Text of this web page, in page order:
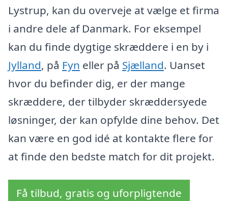
Lystrup, kan du overveje at vælge et firma
i andre dele af Danmark. For eksempel
kan du finde dygtige skræddere i en by i
Jylland, på Fyn eller på Sjælland. Uanset
hvor du befinder dig, er der mange
skræddere, der tilbyder skræddersyede
løsninger, der kan opfylde dine behov. Det
kan være en god idé at kontakte flere for
at finde den bedste match for dit projekt.
Få tilbud, gratis og uforpligtende